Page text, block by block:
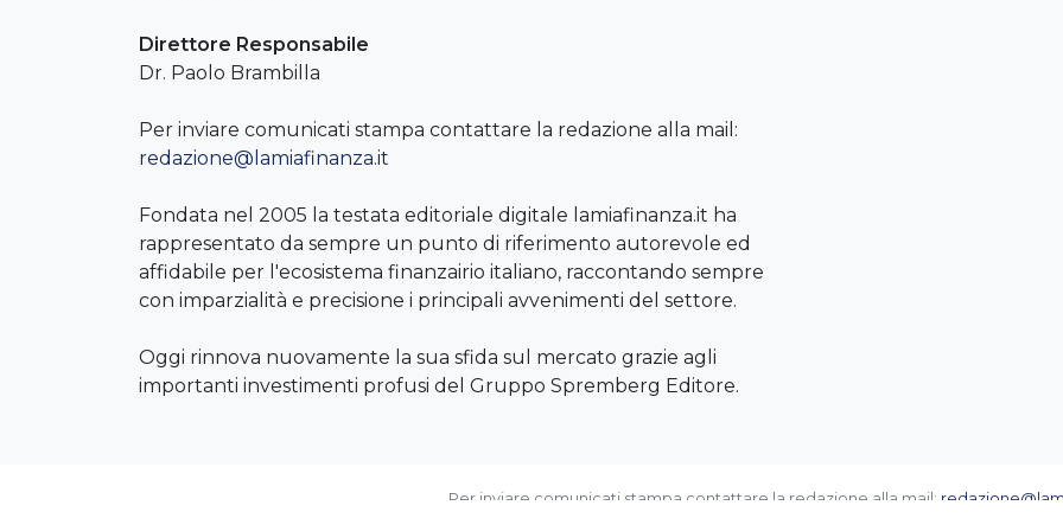
Direttore Responsabile
Dr. Paolo Brambilla
Per inviare comunicati stampa contattare la redazione alla mail:
redazione@lamiafinanza.it
Fondata nel 2005 la testata editoriale digitale lamiafinanza.it ha
rappresentato da sempre un punto di riferimento autorevole ed
affidabile per l'ecosistema finanzairio italiano, raccontando sempre
con imparzialità e precisione i principali avvenimenti del settore.
Oggi rinnova nuovamente la sua sfida sul mercato grazie agli
importanti investimenti profusi del Gruppo Spremberg Editore.
Per inviare comunicati stampa contattare la redazione alla mail: